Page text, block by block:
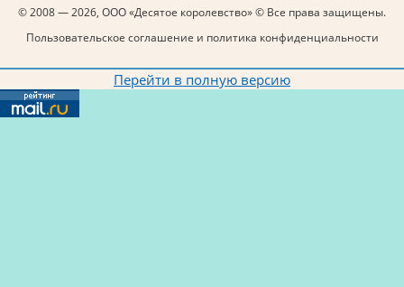
© 2008 — 2026, ООО «Десятое королевство» © Все права защищены.
Пользовательское соглашение и политика конфиденциальности
Перейти в полную версию